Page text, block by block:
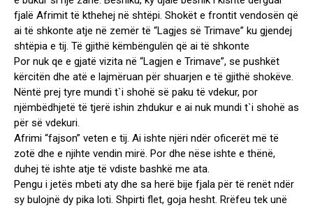
fjalë Afrimit të kthehej në shtëpi. Shokët e frontit vendosën që
ai të shkonte atje në zemër të “Lagjes së Trimave” ku gjendej
shtëpia e tij. Të gjithë këmbëngulën që ai të shkonte
Por nuk qe e gjatë vizita në “Lagjen e Trimave”, se pushkët
kërcitën dhe atë e lajmëruan për shuarjen e të gjithë shokëve.
Nëntë prej tyre mundi t`i shohë së paku të vdekur, por
njëmbëdhjetë të tjerë ishin zhdukur e ai nuk mundi t`i shohë as
për së vdekuri.
Afrimi “fajson” veten e tij. Ai ishte njëri ndër oficerët më të
zotë dhe e njihte vendin mirë. Por dhe nëse ishte e thënë,
duhej të ishte atje të vdiste bashkë me ata.
Pengu i jetës mbeti aty dhe sa herë bije fjala për të renët ndër
sy bulojnë dy pika loti. Shpirti flet, goja hesht. Rrëfeu tek unë